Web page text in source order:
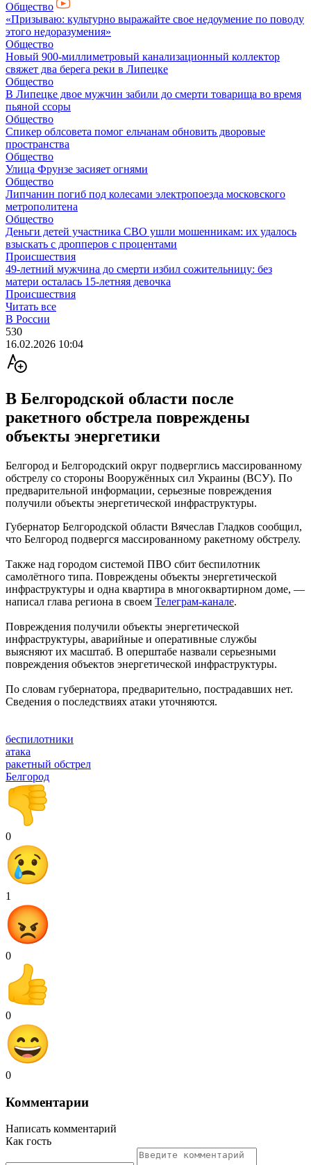
Общество
«Призываю: культурно выражайте свое недоумение по поводу
этого недоразумения»
Общество
Новый 900-миллиметровый канализационный коллектор
свяжет два берега реки в Липецке
Общество
В Липецке двое мужчин забили до смерти товарища во время
пьяной ссоры
Общество
Спикер облсовета помог ельчанам обновить дворовые
пространства
Общество
Улица Фрунзе засияет огнями
Общество
Липчанин погиб под колесами электропоезда московского
метрополитена
Общество
Деньги детей участника СВО ушли мошенникам: их удалось
взыскать с дропперов с процентами
Происшествия
49-летний мужчина до смерти избил сожительницу: без
матери осталась 15-летняя девочка
Происшествия
Читать все
В России
530
16.02.2026 10:04
В Белгородской области после
ракетного обстрела повреждены
объекты энергетики
Белгород и Белгородский округ подверглись массированному
обстрелу со стороны Вооружённых сил Украины (ВСУ). По
предварительной информации, серьезные повреждения
получили объекты энергетической инфраструктуры.
Губернатор Белгородской области Вячеслав Гладков сообщил,
что Белгород подвергся массированному ракетному обстрелу.
Также над городом системой ПВО сбит беспилотник
самолётного типа. Повреждены объекты энергетической
инфраструктуры и одна квартира в многоквартирном доме, —
написал глава региона в своем Телеграм-канале.
Повреждения получили объекты энергетической
инфраструктуры, аварийные и оперативные службы
выясняют их масштаб. В оперштабе назвали серьезными
повреждения объектов энергетической инфраструктуры.
По словам губернатора, предварительно, пострадавших нет.
Сведения о последствиях атаки уточняются.
беспилотники
атака
ракетный обстрел
Белгород
0
1
0
0
0
Комментарии
Написать комментарий
Как гость